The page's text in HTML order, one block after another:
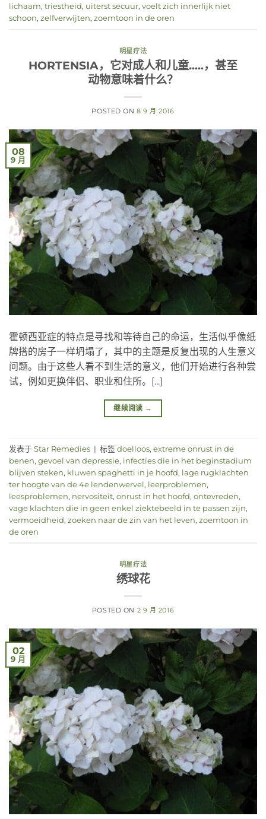
lichaam, triestheid, uiterst secuur, voelt zich innerlijk niet
schoon, zelfverwijten, zoemtoon in de oren
明星疗法
HORTENSIA，它对成人和儿童.....，甚至
动物意味着什么？
POSTED ON 8 9 月 2016
08
9 月
霍顿西亚症的特点是寻找和等待自己的命运，生活似乎像纸
牌搭的房子一样坍塌了，其中的主题是反复出现的人生意义
问题。由于这些人看不到生活的意义，他们开始进行各种尝
试，例如更换伴侣、职业和住所。[...]
继续阅读 →
发表于 Star Remedies | 标签 doelloos, extreme onrust in de
benen, gevoel van depressie, infecties die in het beginstadium
blijven steken, kluwen spaghetti in je hoofd, lage rugklachten
ter hoogte van de 4e lendenwervel, leerproblemen,
leesproblemen, nervositeit, onrust in het hoofd, ontevreden,
vage klachten die in geen enkel ziektebeeld in te passen zijn,
vermoeidheid, zoeken naar de zin van het leven, zoemtoon in
de oren
明星疗法
绣球花
POSTED ON 2 9 月 2016
02
9 月